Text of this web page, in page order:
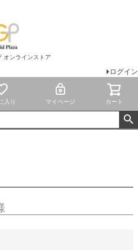
オンラインストア
ログイン
入り マイページ カート